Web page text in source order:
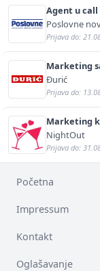
Agent u
Poslovne
Prijava do:
Marketing
Đurić
Prijava do:
Marketing
NightOut
Prijava do:
Početna
Impressum
Kontakt
Oglašavanje